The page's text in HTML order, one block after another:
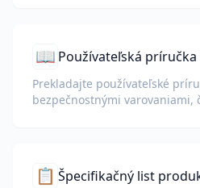
📖 Používateľská príručka
Prekladajte používateľské
bezpečnostnými varovaniami,
📋 Špecifikačný list